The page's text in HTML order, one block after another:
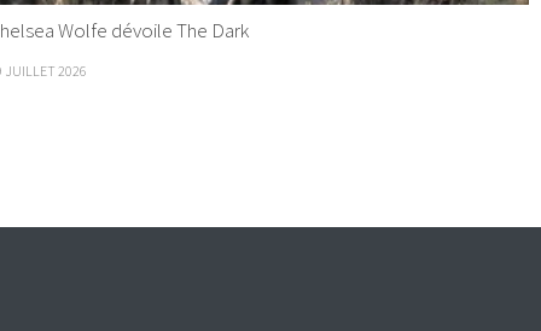
Wolfe dévoile The Dark
JUILLET 2026